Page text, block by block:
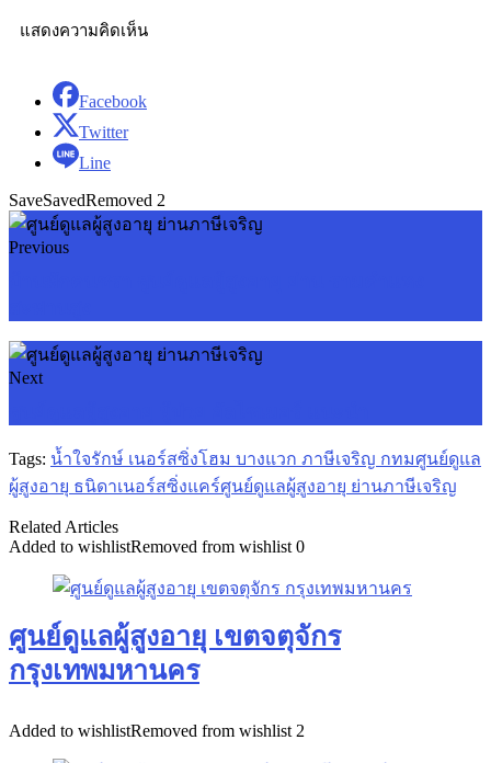
แสดงความคิดเห็น
Facebook
Twitter
Line
SaveSavedRemoved 2
Previous
Next
Tags: น้ำใจรักษ์ เนอร์สซิ่งโฮม บางแวก ภาษีเจริญ กทมศูนย์ดูแล
ผู้สูงอายุ ธนิดาเนอร์สซิ่งแคร์ศูนย์ดูแลผู้สูงอายุ ย่านภาษีเจริญ
Related Articles
Added to wishlistRemoved from wishlist 0
ศูนย์ดูแลผู้สูงอายุ เขตจตุจักร
กรุงเทพมหานคร
Added to wishlistRemoved from wishlist 2